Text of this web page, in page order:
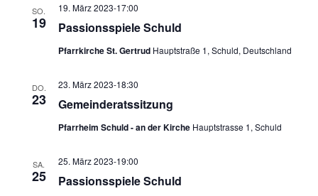
SO.
19 Passionsspiele Schuld
19. März 2023-17:00
Pfarrkirche St. Gertrud Hauptstraße 1, Schuld, Deutschland
DO.
23 Gemeinderatssitzung
23. März 2023-18:30
Pfarrheim Schuld - an der Kirche Hauptstrasse 1, Schuld
SA.
25 Passionsspiele Schuld
25. März 2023-19:00